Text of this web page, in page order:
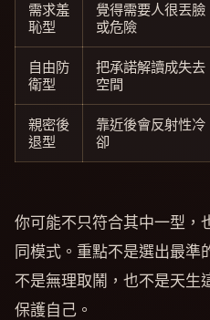
需求羞
恥型
覺得需要人很丟臉
或危險
自由防
衛型
把承諾解讀成失去
空間
親密後
退型
靠近後會反射性冷
卻
你可能不只符合其中一型，
同模式。重點不是選出最準
不是無理取鬧，也不是天生
保護自己。